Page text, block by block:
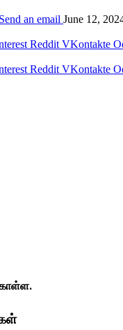
Send an email June 12,
Reddit VKontakte
Reddit VKontakte